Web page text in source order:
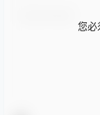
您必